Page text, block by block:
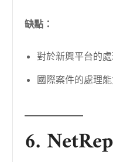
缺點：
對於新興平台的
國際案件的處理
6.